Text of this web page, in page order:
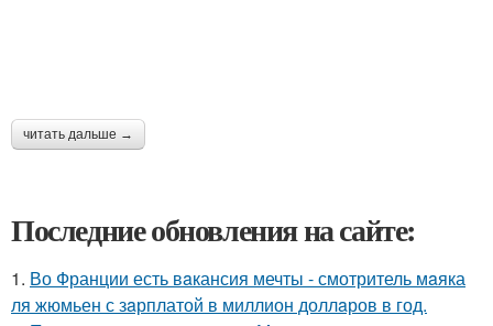
читать дальше →
Последние обновления на сайте:
1. Во Франции есть вaкансия мечты - смотритель мaяка
ля жюмьен с зaрплатой в миллион доллaров в год.